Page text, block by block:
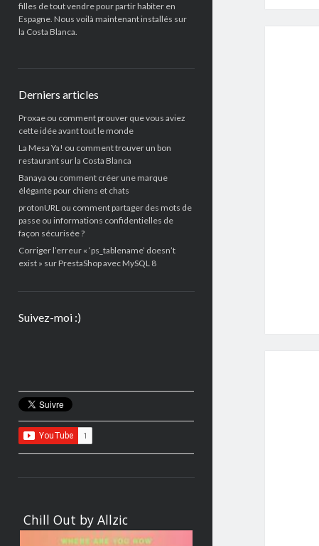
filles de tout vendre pour partir habiter en
Espagne. Nous voilà maintenant installés sur
la Costa Blanca.
Derniers articles
Proxae ou comment prouver que vous aviez
cette idée avant tout le monde
La Mesa Ya! ou comment trouver un bon
restaurant sur la Costa Blanca
Banaya ou comment créer une marque
élégante pour chiens et chats
protonURL ou comment partager des mots de
passe ou informations confidentielles de
façon sécurisée ?
Corriger l’erreur « ‘ps_tablename’ doesn’t
exist » sur PrestaShop avec MySQL 8
Suivez-moi :)